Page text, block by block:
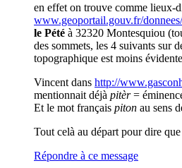
en effet on trouve comme lieux-
www.geoportail.gouv.fr/
le Pété à 32320 Montesquiou
des sommets, les 4 suivants sur
topographique est moins
Vincent dans http://
mentionnait déjà pitèr=
Et le mot français piton au sens
Tout celà au départ pour dire
Répondre à ce message